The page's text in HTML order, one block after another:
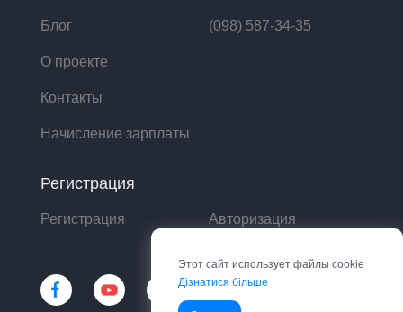
Блог
О проекте
Контакты
Начисление зарплаты
(098) 587-34-35
Регистрация
Регистрация Авторизация
Этот сайт использует файлы cookie
Дізнатися більше